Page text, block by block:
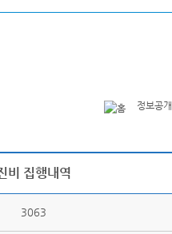
정보공개
비 집행내역
3063